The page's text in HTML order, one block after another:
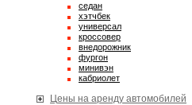
седан
хэтчбек
универсал
кроссовер
внедорожник
фургон
минивэн
кабриолет
Цены на аренду автомобилей